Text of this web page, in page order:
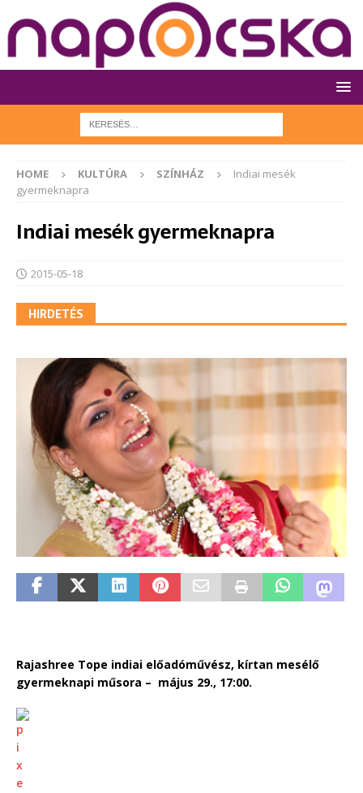
HOME KULTÚRA SZÍNHÁZ
Indiai mesék
gyermeknapra
Indiai mesék gyermeknapra
2015-05-18
HIRDETÉS
Rajashree Tope indiai előadóművész, kírtan mesélő
gyermeknapi műsora – május 29., 17:00.